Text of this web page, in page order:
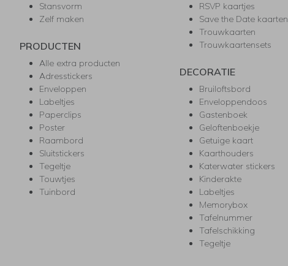
Stansvorm
Zelf maken
PRODUCTEN
Alle extra producten
Adresstickers
Enveloppen
Labeltjes
Paperclips
Poster
Raambord
Sluitstickers
Tegeltje
Touwtjes
Tuinbord
RSVP kaartjes
Save the Date kaarten
Trouwkaarten
Trouwkaartensets
DECORATIE
Bruiloftsbord
Enveloppendoos
Gastenboek
Geloftenboekje
Getuige kaart
Kaarthouders
Katerwater stickers
Kinderakte
Labeltjes
Memorybox
Tafelnummer
Tafelschikking
Tegeltje